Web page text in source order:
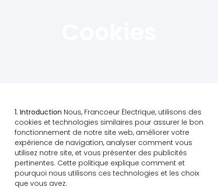
1. Introduction Nous, Francoeur Électrique, utilisons des
cookies et technologies similaires pour assurer le bon
fonctionnement de notre site web, améliorer votre
expérience de navigation, analyser comment vous
utilisez notre site, et vous présenter des publicités
pertinentes. Cette politique explique comment et
pourquoi nous utilisons ces technologies et les choix
que vous avez.